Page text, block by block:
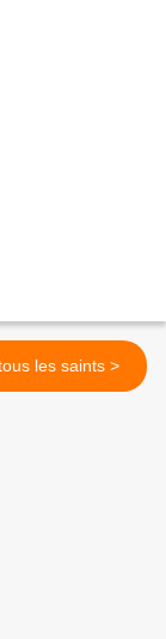
Fête de tous les saints >